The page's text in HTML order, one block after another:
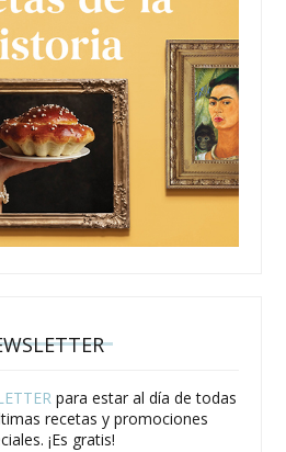
para estar al día de todas
recetas y promociones
¡Es gratis!